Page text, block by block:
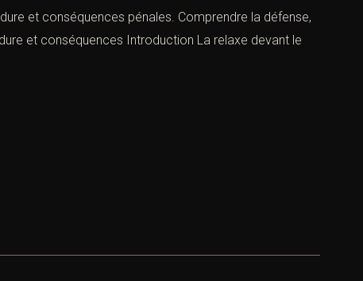
et conséquences pénales. Comprendre la défense,
et conséquences Introduction La relaxe devant le